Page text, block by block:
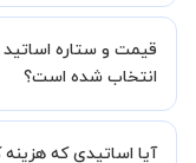
در صورت رضایت از شیوه
دریافت میکند.
اساس رضایت شاگرد
انتخاب شده است؟
سامانه استادبانک می
آیا اساتیدی که